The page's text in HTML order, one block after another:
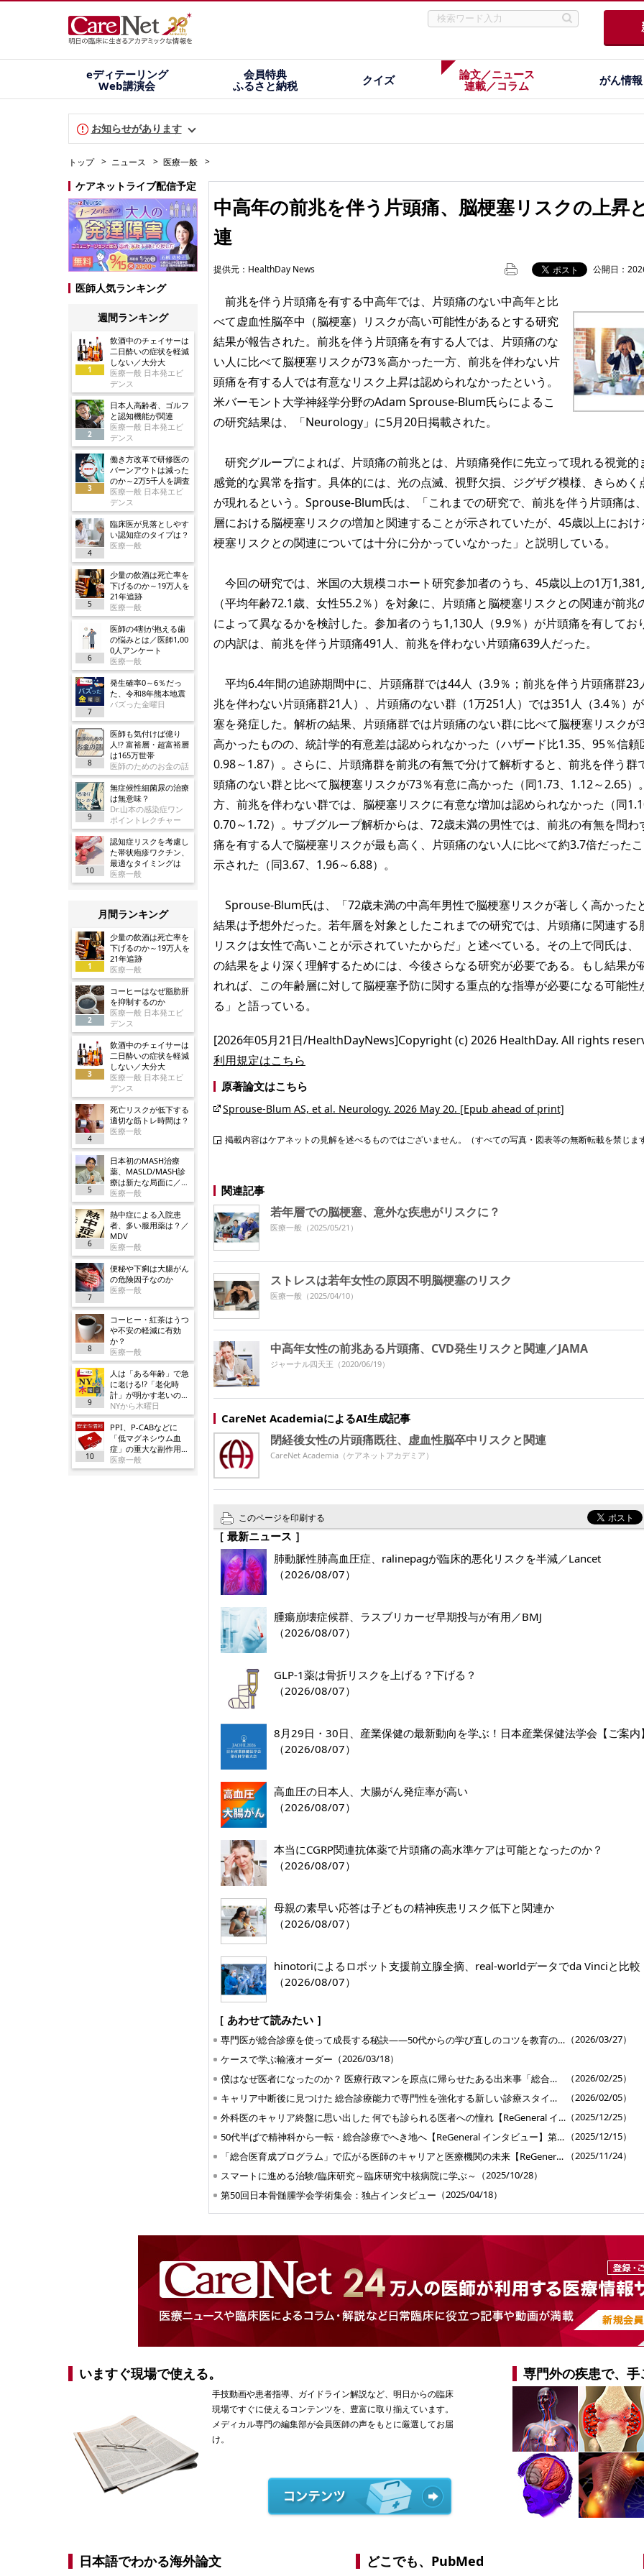
eディテーリング
Web講演会
会員特典
ふるさと納税
クイズ
論文／ニュース
連載／コラム
がん情報
お知らせがあります
トップ ニュース 医療一般
ケアネットライブ配信予定
医師人気ランキング
週間ランキング
1
飲酒中のチェイサーは
二日酔いの症状を軽減
しない／大分大
医療一般 日本発エビ
デンス
2
日本人高齢者、ゴルフ
と認知機能が関連
医療一般 日本発エビ
デンス
3
働き方改革で研修医の
バーンアウトは減った
のか～2万5千人を調査
医療一般 日本発エビ
デンス
4
臨床医が見落としやす
い認知症のタイプは？
医療一般
5
少量の飲酒は死亡率を
下げるのか～19万人を
21年追跡
医療一般
6
医師の4割が抱える歯
の悩みとは／医師1,00
0人アンケート
医療一般
7
発生確率0～6％だっ
た、令和8年熊本地震
バズった金曜日
8
医師も気付けば億り
人!? 富裕層・超富裕層
は165万世帯
医師のためのお金の話
9
無症候性細菌尿の治療
は無意味？
Dr.山本の感染症ワン
ポイントレクチャー
10
認知症リスクを考慮し
た帯状疱疹ワクチン、
最適なタイミングは
医療一般
月間ランキング
1
少量の飲酒は死亡率を
下げるのか～19万人を
21年追跡
医療一般
2
コーヒーはなぜ脂肪肝
を抑制するのか
医療一般 日本発エビ
デンス
3
飲酒中のチェイサーは
二日酔いの症状を軽減
しない／大分大
医療一般 日本発エビ
デンス
4
死亡リスクが低下する
適切な筋トレ時間は？
医療一般
5
日本初のMASH治療
薬、MASLD/MASH診
療は新たな局面に／ノ
ボ
医療一般
6
熱中症による入院患
者、多い服用薬は？／
MDV
医療一般
7
便秘や下痢は大腸がん
の危険因子なのか
医療一般
8
コーヒー・紅茶はうつ
や不安の軽減に有効
か？
医療一般
9
人は「ある年齢」で急
に老ける!?「老化時
計」が明かす老いの正
体
NYから木曜日
10
PPI、P-CABなどに
「低マグネシウム血
症」の重大な副作用追
加／厚労省
医療一般
中高年の前兆を伴う片頭痛、脳梗塞リスクの上昇
連
提供元： HealthDay News 公開日：
前兆を伴う片頭痛を有する中高年では、片頭痛のない中高年と比
べて虚血性脳卒中（脳梗塞）リスクが高い可能性があるとする研究
結果が報告された。前兆を伴う片頭痛を有する人では、片頭痛のな
い人に比べて脳梗塞リスクが73％高かった一方、前兆を伴わない片
頭痛を有する人では有意なリスク上昇は認められなかったという。
米バーモント大学神経学分野のAdam Sprouse-Blum氏らによるこ
の研究結果は、「Neurology」に5月20日掲載された。
研究グループによれば、片頭痛の前兆とは、片頭痛発作に先立って現れる視覚的
感覚的な異常を指す。具体的には、光の点滅、視野欠損、ジグザグ模様、きらめく
が現れるという。Sprouse-Blum氏は、「これまでの研究で、前兆を伴う片頭痛は
層における脳梗塞リスクの増加と関連することが示されていたが、45歳以上におけ
梗塞リスクとの関連については十分に分かっていなかった」と説明している。
今回の研究では、米国の大規模コホート研究参加者のうち、45歳以上の1万1,381
（平均年齢72.1歳、女性55.2％）を対象に、片頭痛と脳梗塞リスクとの関連が前兆
によって異なるかを検討した。参加者のうち1,130人（9.9％）が片頭痛を有してお
の内訳は、前兆を伴う片頭痛491人、前兆を伴わない片頭痛639人だった。
平均6.4年間の追跡期間中に、片頭痛群では44人（3.9％；前兆を伴う片頭痛群23
兆を伴わない片頭痛群21人）、片頭痛のない群（1万251人）では351人（3.4％）
塞を発症した。解析の結果、片頭痛群では片頭痛のない群に比べて脳梗塞リスクが
高かったものの、統計学的有意差は認められなかった（ハザード比1.35、95％信頼
0.98～1.87）。さらに、片頭痛群を前兆の有無で分けて解析すると、前兆を伴う群
頭痛のない群と比べて脳梗塞リスクが73％有意に高かった（同1.73、1.12～2.65）
方、前兆を伴わない群では、脳梗塞リスクに有意な増加は認められなかった（同
0.70～1.72）。サブグループ解析からは、72歳未満の男性では、前兆の有無を問わ
痛を有する人で脳梗塞リスクが最も高く、片頭痛のない人に比べて約3.7倍だった
示された（同3.67、1.96～6.88）。
Sprouse-Blum氏は、「72歳未満の中高年男性で脳梗塞リスクが著しく高かった
結果は予想外だった。若年層を対象としたこれまでの研究では、片頭痛に関連する
リスクは女性で高いことが示されていたからだ」と述べている。その上で同氏は、
の結果をより深く理解するためには、今後さらなる研究が必要である。もし結果が
れれば、この年齢層に対して脳梗塞予防に関する重点的な指導が必要になる可能性
る」と語っている。
[2026年05月21日/HealthDayNews]Copyright (c) 2026 HealthDay. All rights
利用規定はこちら
原著論文はこちら
Sprouse-Blum AS, et al. Neurology. 2026 May 20. [Epub ahead of print]
掲載内容はケアネットの見解を述べるものではございません。（すべての写真・図表等の無断転載を禁じま
関連記事
若年層での脳梗塞、意外な疾患がリスクに？
医療一般 （2025/05/21）
ストレスは若年女性の原因不明脳梗塞のリスク
医療一般 （2025/04/10）
中高年女性の前兆ある片頭痛、CVD発生リスクと関連／JAMA
ジャーナル四天王 （2020/06/19）
CareNet AcademiaによるAI生成記事
閉経後女性の片頭痛既往、虚血性脳卒中リスクと関連
CareNet Academia（ケアネットアカデミア）
このページを印刷する
［ 最新ニュース ］
肺動脈性肺高血圧症、ralinepagが臨床的悪化リスクを半減／Lancet
（2026/08/07）
腫瘍崩壊症候群、ラスブリカーゼ早期投与が有用／BMJ
（2026/08/07）
GLP-1薬は骨折リスクを上げる？下げる？
（2026/08/07）
8月29日・30日、産業保健の最新動向を学ぶ！日本産業保健法学会【ご案内】
（2026/08/07）
高血圧の日本人、大腸がん発症率が高い
（2026/08/07）
本当にCGRP関連抗体薬で片頭痛の高水準ケアは可能となったのか？
（2026/08/07）
母親の素早い応答は子どもの精神疾患リスク低下と関連か
（2026/08/07）
hinotoriによるロボット支援前立腺全摘、real-worldデータでda Vinciと比較
（2026/08/07）
［ あわせて読みたい ］
専門医が総合診療を使って成長する秘訣――50代からの学び直しのコツを教育のプロに聞く【ReGeneral インタビュー】第6回 （2026/03/27）
ケースで学ぶ輸液オーダー （2026/03/18）
僕はなぜ医者になったのか？ 医療行政マンを原点に帰らせたある出来事「総合医育成プログラム」インタビュー【ReGeneral インタビュー】第5回
（2026/02/25）
キャリア中断後に見つけた 総合診療能力で専門性を強化する新しい診療スタイル【ReGeneral インタビュー】第4回
（2026/02/05）
外科医のキャリア終盤に思い出した 何でも診られる医者への憧れ【ReGeneral インタビュー】第3回 （2025/12/25）
50代半ばで精神科から一転・総合診療でへき地へ【ReGeneral インタビュー】第2回 （2025/12/15）
「総合医育成プログラム」で広がる医師のキャリアと医療機関の未来【ReGeneral インタビュー】第1回
（2025/11/24）
スマートに進める治験/臨床研究～臨床研究中核病院に学ぶ～ （2025/10/28）
第50回日本骨髄腫学会学術集会：独占インタビュー （2025/04/18）
いますぐ現場で使える。
手技動画や患者指導、ガイドライン解説など、明日からの臨床
現場ですぐに使えるコンテンツを、豊富に取り揃えています。
メディカル専門の編集部が会員医師の声をもとに厳選してお届
け。
専門外の疾患で、手
日本語でわかる海外論文 どこでも、PubMed